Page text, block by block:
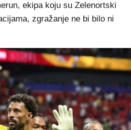
ekipa koju su Zelenortski
zgražanje ne bi bilo ni